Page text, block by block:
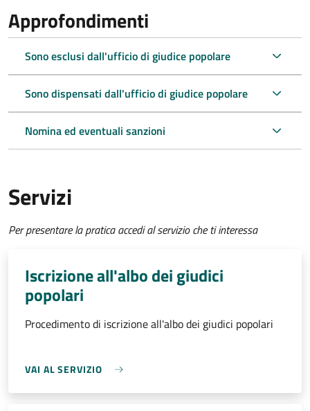
Approfondimenti
Sono esclusi dall'ufficio di giudice popolare
Sono dispensati dall'ufficio di giudice popolare
Nomina ed eventuali sanzioni
Servizi
Per presentare la pratica accedi al servizio che ti interessa
Iscrizione all'albo dei giudici
popolari
Procedimento di iscrizione all'albo dei giudici popolari
VAI AL SERVIZIO